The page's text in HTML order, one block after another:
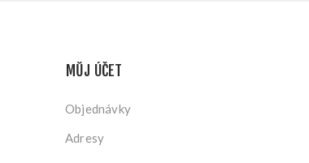
MŮJ ÚČET
Objednávky
Adresy